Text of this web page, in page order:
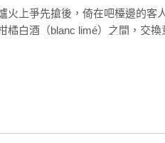
一杯，是法國人民的日常。本
，更能從中一窺法國人對美食與
火上爭先搶後，倚在吧檯邊的客
橘白酒（blanc limé）之間，交
一回合勝利，真是厲害啊！接
，再乾一杯，這杯我請」，這話